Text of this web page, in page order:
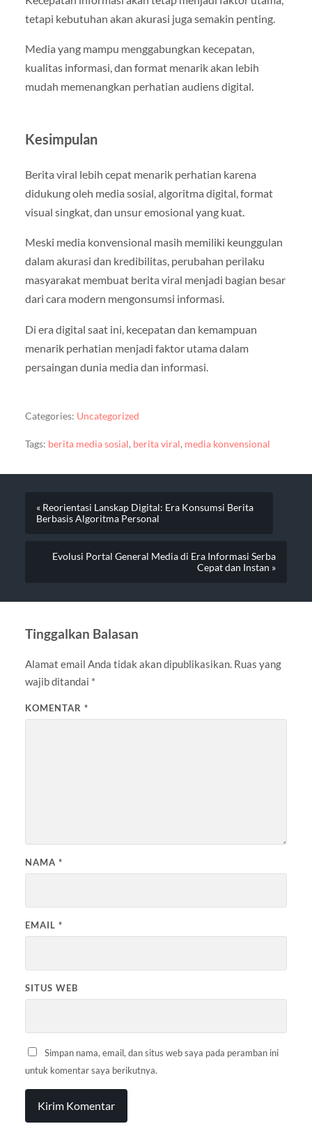
tetapi kebutuhan akan akurasi juga semakin penting.
Media yang mampu menggabungkan kecepatan,
kualitas informasi, dan format menarik akan lebih
mudah memenangkan perhatian audiens digital.
Kesimpulan
Berita viral lebih cepat menarik perhatian karena
didukung oleh media sosial, algoritma digital, format
visual singkat, dan unsur emosional yang kuat.
Meski media konvensional masih memiliki keunggulan
dalam akurasi dan kredibilitas, perubahan perilaku
masyarakat membuat berita viral menjadi bagian besar
dari cara modern mengonsumsi informasi.
Di era digital saat ini, kecepatan dan kemampuan
menarik perhatian menjadi faktor utama dalam
persaingan dunia media dan informasi.
Categories: Uncategorized
Tags: berita media sosial, berita viral, media konvensional
« Reorientasi Lanskap Digital: Era Konsumsi Berita
Berbasis Algoritma Personal
Evolusi Portal General Media di Era Informasi Serba
Cepat dan Instan »
Tinggalkan Balasan
Alamat email Anda tidak akan dipublikasikan. Ruas yang
wajib ditandai *
KOMENTAR *
NAMA *
EMAIL *
SITUS WEB
Simpan nama, email, dan situs web saya pada peramban ini
untuk komentar saya berikutnya.